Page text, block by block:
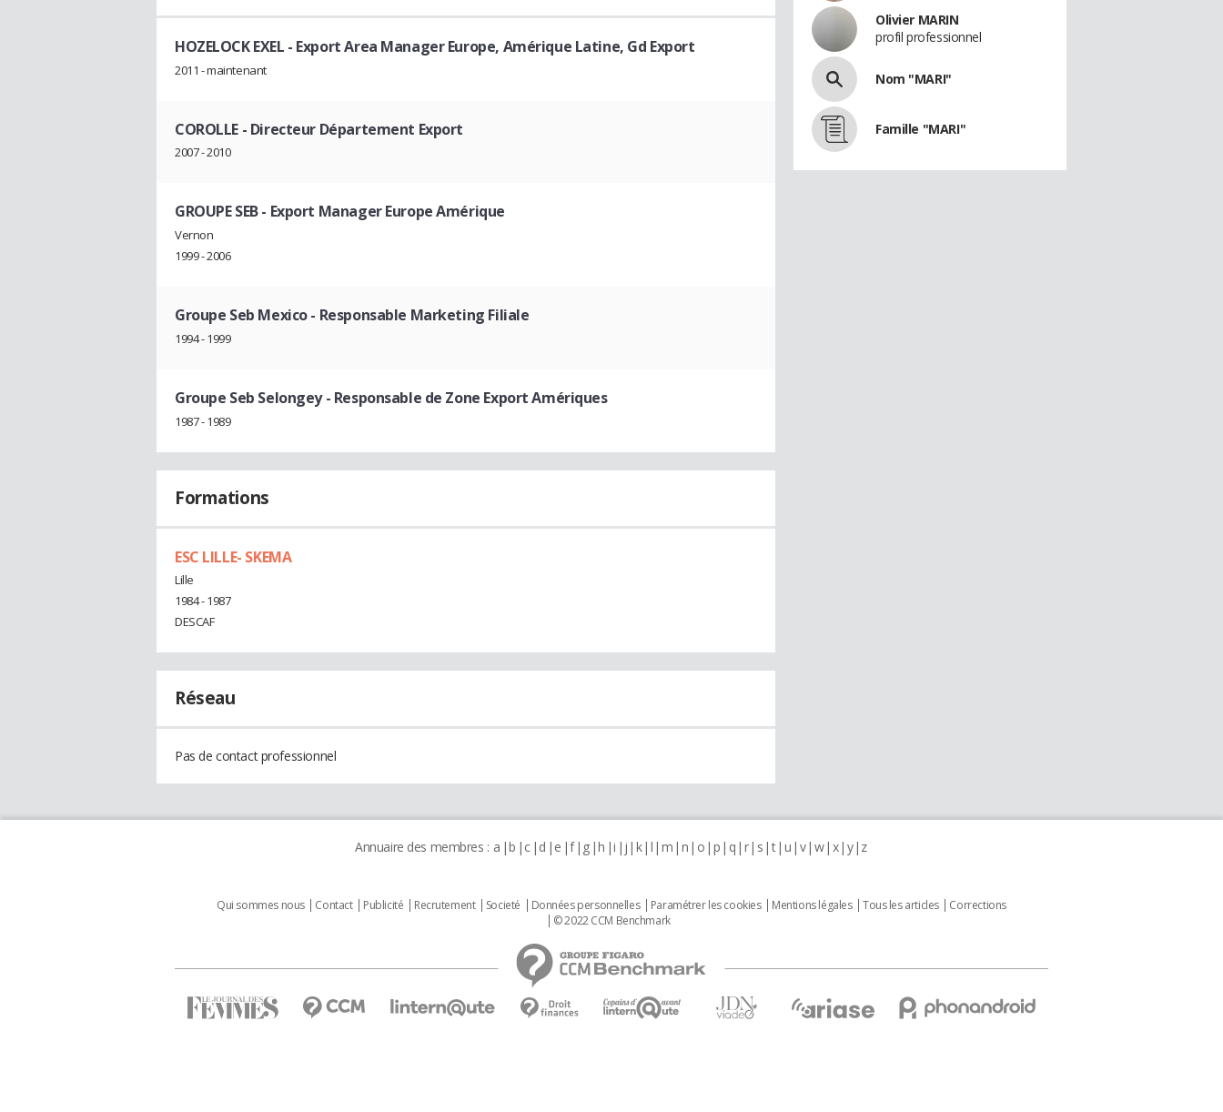
HOZELOCK EXEL - Export Area Manager Europe, Amérique Latine, Gd Export
2011 - maintenant
COROLLE - Directeur Département Export
2007 - 2010
GROUPE SEB- Export Manager Europe Amérique
Vernon
1999 - 2006
Groupe Seb Mexico- Responsable Marketing Filiale
1994 - 1999
Groupe Seb Selongey- Responsable de Zone Export Amériques
1987 - 1989
Formations
ESC LILLE- SKEMA
Lille
1984 - 1987
DESCAF
Réseau
Pas de contact professionnel
Olivier MARIN
profil professionnel
Nom "MARI"
Famille "MARI"
Annuaire des membres : a b c d e f g h i j k l m n o p q r s t u v w x y z
Qui sommes nous Contact Publicité Recrutement Societé Données personnelles Paramétrer les cookies Mentions légales Tous les articles
Corrections
© 2022 CCM Benchmark